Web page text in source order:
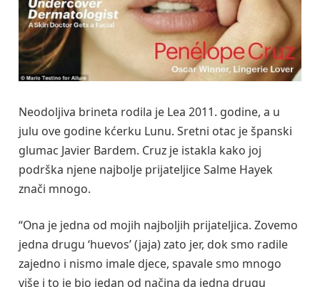
Neodoljiva brineta rodila je Lea 2011. godine, a u
julu ove godine kćerku Lunu. Sretni otac je španski
glumac Javier Bardem. Cruz je istakla kako joj
podrška njene najbolje prijateljice Salme Hayek
znači mnogo.
“Ona je jedna od mojih najboljih prijateljica. Zovemo
jedna drugu ‘huevos’ (jaja) zato jer, dok smo radile
zajedno i nismo imale djece, spavale smo mnogo
više i to je bio jedan od načina da jedna drugu